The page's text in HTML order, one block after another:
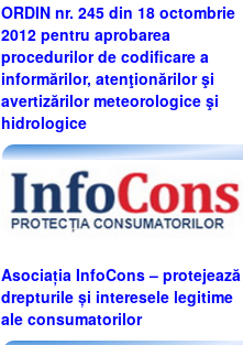
ORDIN nr. 245 din 18 octombrie
2012 pentru aprobarea
procedurilor de codificare a
informărilor, atenţionărilor şi
avertizărilor meteorologice şi
hidrologice
Asociația InfoCons – protejează
drepturile și interesele legitime
ale consumatorilor